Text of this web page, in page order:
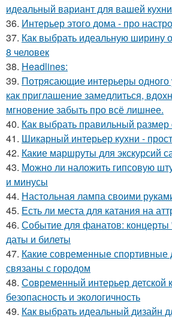
идеальный вариант для вашей кухни
36. Интерьер этого дома - про
37. Как выбрать идеальную ширину
8 человек
38. Headlines:
39. Потрясающие интерьеры одного
как приглашение замедлиться,
мгновение забыть про всё лишнее.
40. Как выбрать правильный размер
41. Шикарный интерьер кухни -
42. Какие маршруты для экскурсий
43. Можно ли наложить гипсовую
и минусы
44. Настольная лампа своими
45. Есть ли места для катания на
46. Событие для фанатов:
даты и билеты
47. Какие современные спортивные
связаны с городом
48. Современный интерьер детской
безопасность и экологичность
49. Как выбрать идеальный дизайн